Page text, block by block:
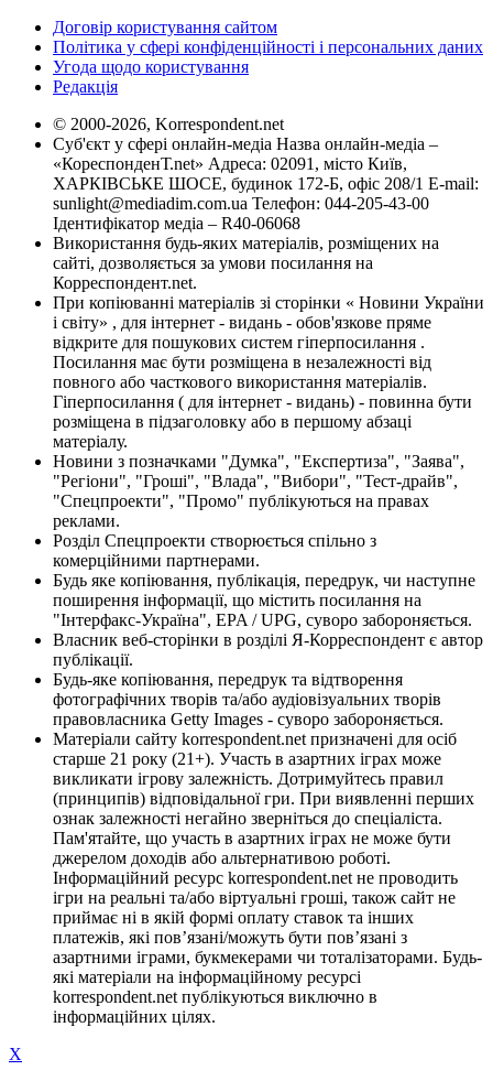
Договір користування сайтом
Політика у сфері конфіденційності і персональних даних
Угода щодо користування
Редакція
© 2000-2026, Korrespondent.net
Суб'єкт у сфері онлайн-медіа Назва онлайн-медіа –
«КореспонденТ.net» Адреса: 02091, місто Київ,
ХАРКІВСЬКЕ ШОСЕ, будинок 172-Б, офіс 208/1 E-mail:
sunlight@mediadim.com.ua Телефон: 044-205-43-00
Ідентифікатор медіа – R40-06068
Використання будь-яких матеріалів, розміщених на
сайті, дозволяється за умови посилання на
Корреспондент.net.
При копіюванні матеріалів зі сторінки « Новини України
і світу» , для інтернет - видань - обов'язкове пряме
відкрите для пошукових систем гіперпосилання .
Посилання має бути розміщена в незалежності від
повного або часткового використання матеріалів.
Гіперпосилання ( для інтернет - видань) - повинна бути
розміщена в підзаголовку або в першому абзаці
матеріалу.
Новини з позначками "Думка", "Експертиза", "Заява",
"Регіони", "Гроші", "Влада", "Вибори", "Тест-драйв",
"Спецпроекти", "Промо" публікуються на правах
реклами.
Розділ Спецпроекти створюється спільно з
комерційними партнерами.
Будь яке копіювання, публікація, передрук, чи наступне
поширення інформації, що містить посилання на
"Інтерфакс-Україна", EPA / UPG, суворо забороняється.
Власник веб-сторінки в розділі Я-Корреспондент є автор
публікації.
Будь-яке копіювання, передрук та відтворення
фотографічних творів та/або аудіовізуальних творів
правовласника Getty Images - суворо забороняється.
Матеріали сайту korrespondent.net призначені для осіб
старше 21 року (21+). Участь в азартних іграх може
викликати ігрову залежність. Дотримуйтесь правил
(принципів) відповідальної гри. При виявленні перших
ознак залежності негайно зверніться до спеціаліста.
Пам'ятайте, що участь в азартних іграх не може бути
джерелом доходів або альтернативою роботі.
Інформаційний ресурс korrespondent.net не проводить
ігри на реальні та/або віртуальні гроші, також сайт не
приймає ні в якій формі оплату ставок та інших
платежів, які пов’язані/можуть бути пов’язані з
азартними іграми, букмекерами чи тоталізаторами. Будь-
які матеріали на інформаційному ресурсі
korrespondent.net публікуються виключно в
інформаційних цілях.
X